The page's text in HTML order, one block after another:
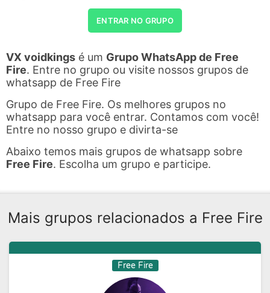
ENTRAR NO GRUPO
VX voidkings é um Grupo WhatsApp de Free
Fire. Entre no grupo ou visite nossos grupos de
whatsapp de Free Fire
Grupo de Free Fire. Os melhores grupos no
whatsapp para você entrar. Contamos com você!
Entre no nosso grupo e divirta-se
Abaixo temos mais grupos de whatsapp sobre
Free Fire. Escolha um grupo e participe.
Mais grupos relacionados a Free Fire
Free Fire